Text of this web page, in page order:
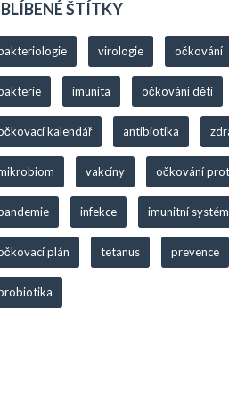
ŠTÍTKY
virologie očkování
imunita očkování dětí
kalendář antibiotika
vakcíny očkování
infekce imunitní systém
plán tetanus prevence